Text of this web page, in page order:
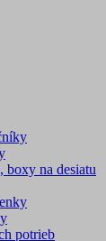
boxy na desiatu
potrieb